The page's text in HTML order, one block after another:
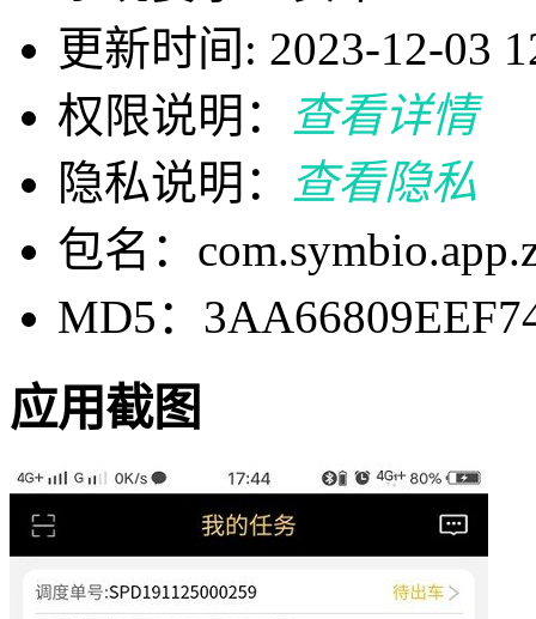
更新时间: 2023-12-03
权限说明：
查看详情
隐私说明：
查看隐私
包名：
MD5：
应用截图